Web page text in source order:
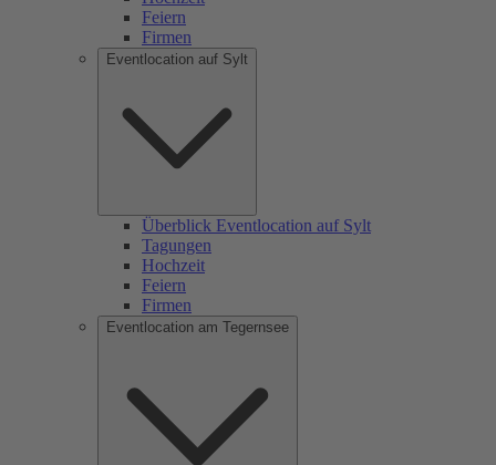
Feiern
Firmen
Eventlocation auf Sylt
Überblick Eventlocation auf Sylt
Tagungen
Hochzeit
Feiern
Firmen
Eventlocation am Tegernsee